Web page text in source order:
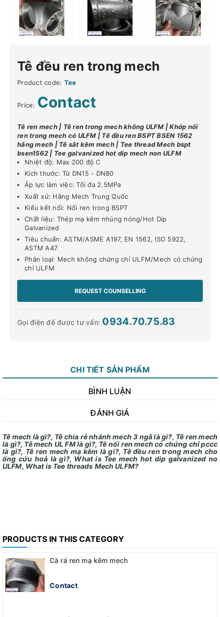
Tê đều ren trong mech
Product code: Tee
Price: Contact
Tê ren mech | Tê ren trong mech không ULFM | Khớp nối
ren trong mech có ULFM | Tê đều ren BSPT BSEN 1562
hãng mech | Tê sắt kẽm mech | Tee thread Mech bspt
bsen1562 | Tee galvanized hot dip mech non ULFM
Nhiệt độ: Max 200 độ C
Kích thước: Từ DN15 - DN80
Áp lực làm việc: Tối đa 2.5MPa
Xuất xứ: Hãng Mech Trung Quốc
Kiểu kết nối: Nối ren trong BSPT
Chất liệu: Thép mạ kẽm nhúng nóng/Hot Dip
Galvanized
Tiêu chuẩn: ASTM/ASME A197, EN 1562, ISO 5922,
ASTM A47
Phân loại: Mech không chứng chỉ ULFM/Mech có chứng
chỉ ULFM
REQUEST COUNSELLING
Gọi điện để được tư vấn: 0934.70.75.83
CHI TIẾT SẢN PHẨM
BÌNH LUẬN
ĐÁNH GIÁ
Tê mech là gì?, Tê chia rẻ nhánh mech 3 ngã là gì?, Tê ren mech
là gì?, Tê mech UL FM là gì?, Tê nối ren mech có chứng chỉ pccc
là gì?, Tê ren mech mạ kẽm là gì?, Tê đều ren trong mech cho
ống cứu hoả là gì?, What is Tee mech hot dip galvanized no
ULFM, What is Tee threads Mech ULFM?
PRODUCTS IN THIS CATEGORY
Cà rá ren mạ kẽm mech
Contact